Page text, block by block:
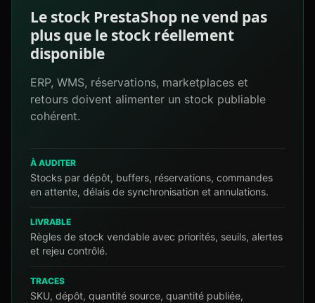
Le stock PrestaShop ne vend pas
plus que le stock réellement
disponible
ERP, WMS, réservations, marketplaces et
retours doivent alimenter un stock publiable
cohérent.
À AUDITER
Stocks par dépôt, buffers, réservations, commandes
en attente, délais de synchronisation et annulations.
LIVRABLE
Règles de stock vendable avec priorités, seuils, alertes
et rejeu contrôlé.
TRACES
SKU, dépôt, quantité source, quantité publiée,